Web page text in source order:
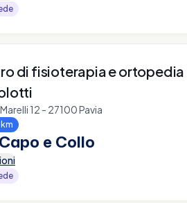
di fisioterapia e ortopedia
12 - 27100 Pavia
e Collo